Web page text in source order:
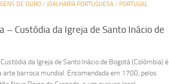
DE OURO / JOALHARIA PORTUGUESA / PORTUGAL
– Custódia da Igreja de Santo Inácio de
da Igreja de Santo Inácio de Bogotá (Colômbia) é
arte barroca mundial. Encomendada em 1700, pelos